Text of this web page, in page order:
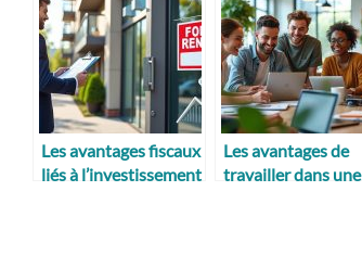
Les avantages fiscaux
liés à l’investissement
Les avantages de
travailler dans une